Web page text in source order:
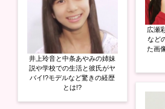
井上玲音と中条あやみの姉妹
説や学校での生活と彼氏がヤ
バイ!?モデルなど驚きの経歴
とは!?
広瀬
など
た画